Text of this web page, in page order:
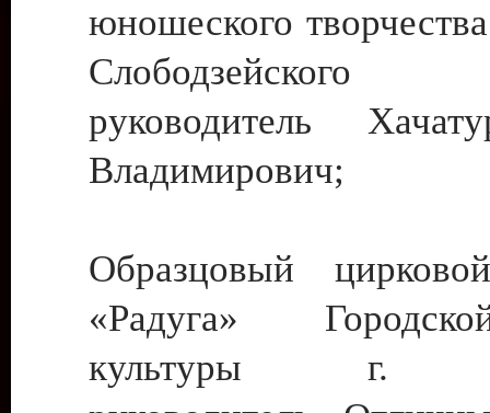
юношеского
руководитель
Владимирович;
Образцовый
«Радуга»
культуры г.